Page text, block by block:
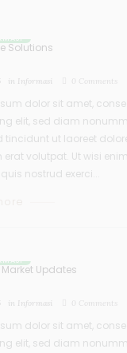
in Informasi Comments
dolor sit amet,
elit, sed diam
tincidunt ut laoreet
volutpat. Ut wisi
nostrud exerci...
in Informasi Comments
dolor sit amet,
elit, sed diam